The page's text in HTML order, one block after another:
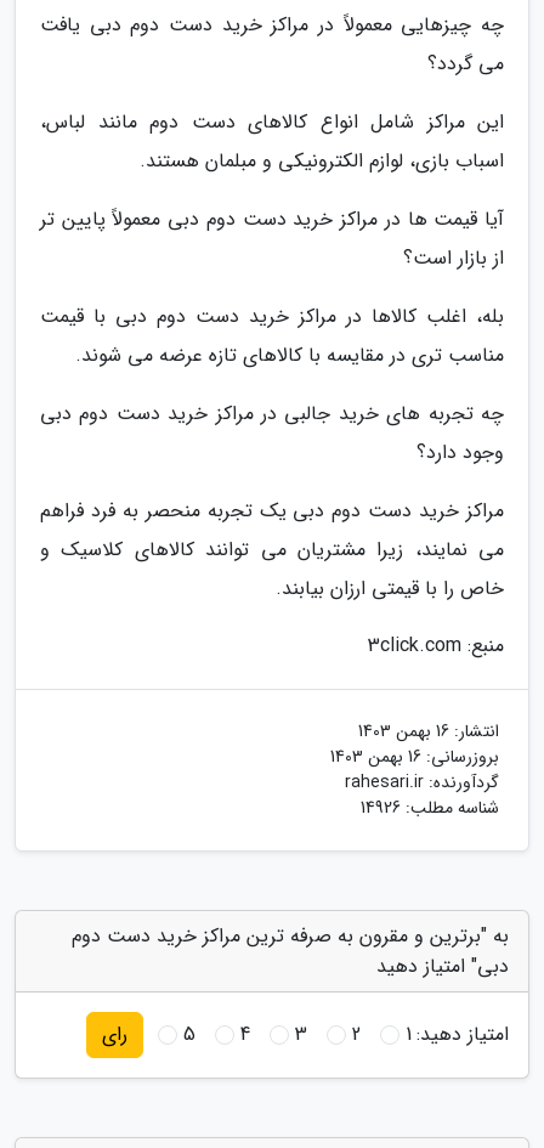
چه چیزهایی معمولاً در مراکز خرید دست دوم دبی یافت
می گردد؟
این مراکز شامل انواع کالاهای دست دوم مانند لباس،
اسباب بازی، لوازم الکترونیکی و مبلمان هستند.
آیا قیمت ها در مراکز خرید دست دوم دبی معمولاً پایین تر
از بازار است؟
بله، اغلب کالاها در مراکز خرید دست دوم دبی با قیمت
مناسب تری در مقایسه با کالاهای تازه عرضه می شوند.
چه تجربه های خرید جالبی در مراکز خرید دست دوم دبی
وجود دارد؟
مراکز خرید دست دوم دبی یک تجربه منحصر به فرد فراهم
می نمایند، زیرا مشتریان می توانند کالاهای کلاسیک و
خاص را با قیمتی ارزان بیابند.
منبع: 3click.com
انتشار: 16 بهمن 1403
بروزرسانی: 16 بهمن 1403
گردآورنده: rahesari.ir
شناسه مطلب: 14926
به "برترین و مقرون به صرفه ترین مراکز خرید دست دوم
دبی" امتیاز دهید
امتیاز دهید:1
2
3
4
5 رای